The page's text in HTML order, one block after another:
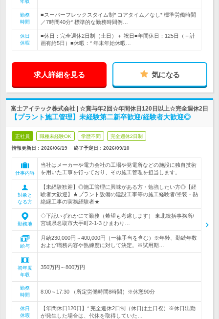
年収
勤務
時間
■スーパーフレックスタイム制* コアタイム／なし* 標準労働時間
／7時間40分* 標準的な勤務時間例…
休日
休暇
■休日：完全週休2日制（土日）＋ 祝日■年間休日：125日（＋計
画有給5日）■休暇：* 年末年始休暇…
求人詳細を見る 気になる
富士アイテック株式会社 | ☆賞与年2回☆年間休日120日以上☆完全週休2日
【プラント施工管理】未経験第二新卒歓迎/経験者大歓迎◎
正社員 職種未経験OK 学歴不問 完全週休2日制
情報更新日：2026/06/19 終了予定日： 2026/09/10
仕事内容
当社はメーカーや電力会社の工場や発電所などの施設に独自技術
を用いた工事を行っており、その施工管理を担当します。
対象と
なる方
【未経験歓迎】◎施工管理に興味がある方・勉強したい方◎【経
験者大歓迎】★プラント設備の建設工事等の施工経験者/塗装・熱
絶縁工事の実務経験者★
勤務地
◇下記いずれかにて勤務（希望も考慮します） 東北統括事務所/
宮城県名取市大手町2-1-3 ひまわり…
給与
月給230,000円～400,000円（一律手当を含む）※年齢、勤続年数
および職務内容や熟練度に対して決定。※試用期…
初年度
年収
350万円～800万円
勤務
時間
8:00～17:30 （所定労働時間8時間）※休憩90分
休日
休暇
【年間休日120日】* 完全週休2日制（休日は土日祝）※休日出勤
が発生した場合は、代休を取得していた…